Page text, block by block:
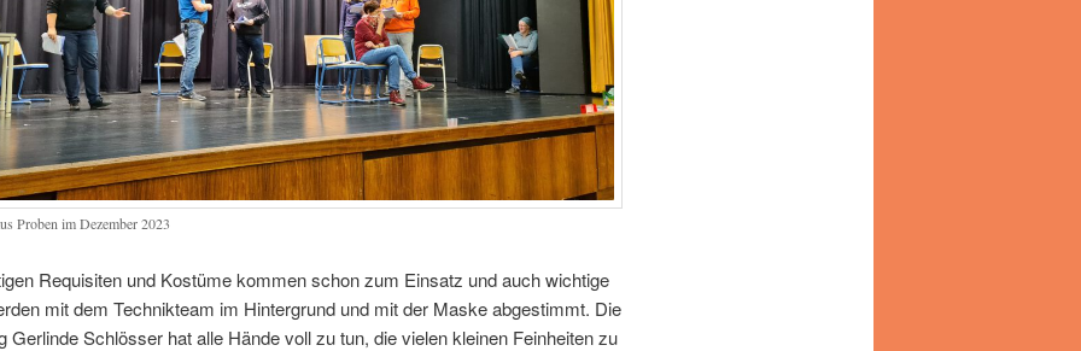
Proben im Dezember 2023
Requisiten und Kostüme kommen schon zum Einsatz und auch wichtige
mit dem Technikteam im Hintergrund und mit der Maske abgestimmt. Die
Gerlinde Schlösser hat alle Hände voll zu tun, die vielen kleinen Feinheiten zu